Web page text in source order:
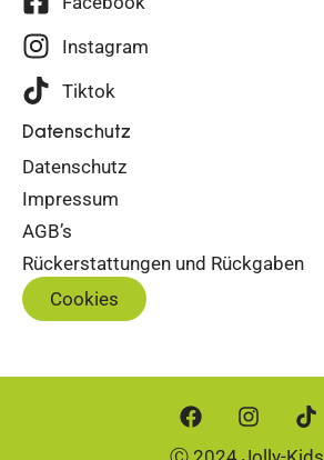
Instagram
Tiktok
Datenschutz
Datenschutz
Impressum
AGB’s
Rückerstattungen und Rückgaben
Cookies